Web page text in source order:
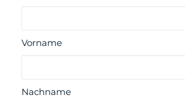
Vorname
Nachname